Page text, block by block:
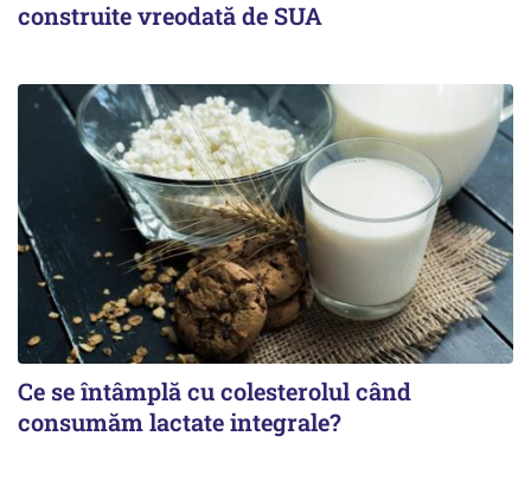
construite vreodată de SUA
Ce se întâmplă cu colesterolul când
consumăm lactate integrale?